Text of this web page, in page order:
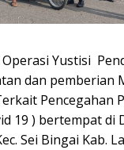
Yustisi
dan pemberian
Pencegahan
19 ) bertempat di
Sei Bingai Kab.